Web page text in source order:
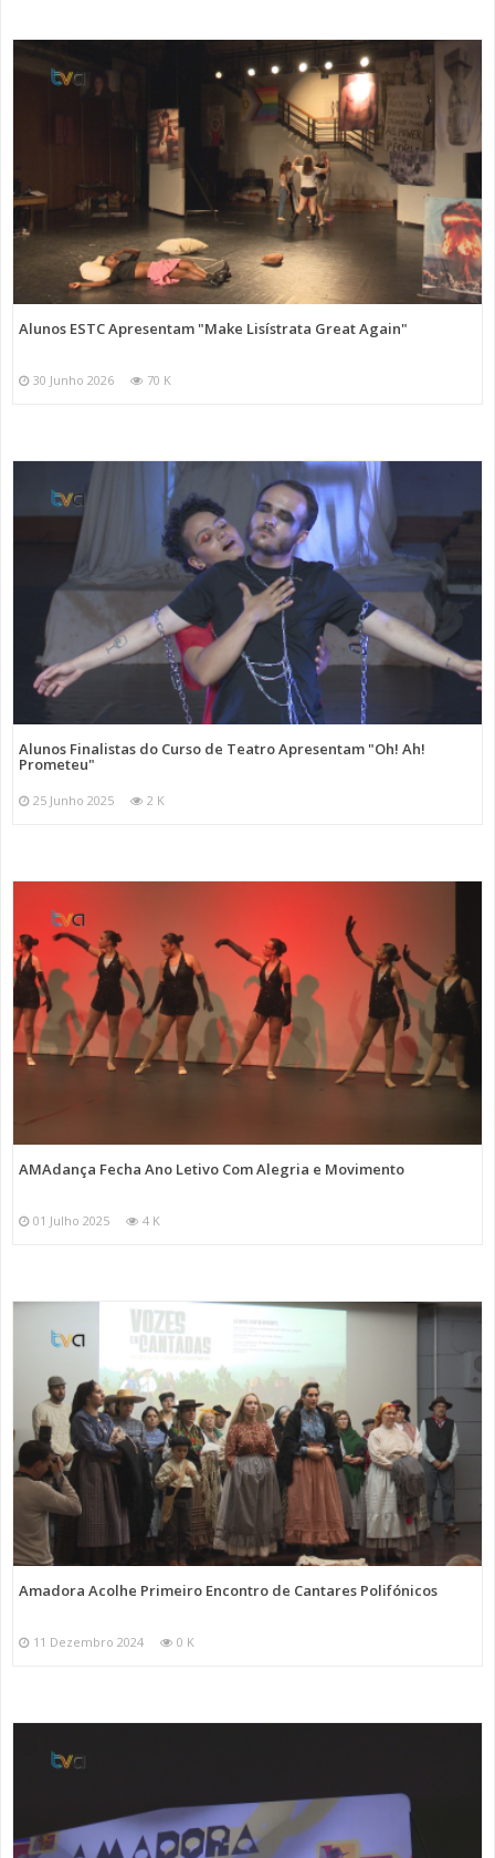
Alunos ESTC Apresentam "Make Lisístrata Great Again"
30 Junho 2026 70 K
Alunos Finalistas do Curso de Teatro Apresentam "Oh! Ah!
Prometeu"
25 Junho 2025 2 K
AMAdança Fecha Ano Letivo Com Alegria e Movimento
01 Julho 2025 4 K
Amadora Acolhe Primeiro Encontro de Cantares Polifónicos
11 Dezembro 2024 0 K